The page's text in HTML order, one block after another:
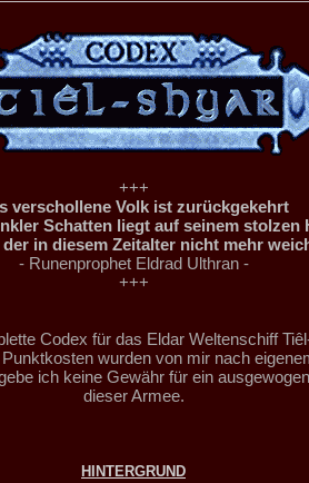
+++
verschollene Volk ist zurückgekehrt
Schatten liegt auf seinem stolzen
in diesem Zeitalter nicht mehr
- Runenprophet Eldrad Ulthran -
+++
Codex für das Eldar Weltenschiff
wurden von mir nach
ich keine Gewähr für ein
dieser Armee.
HINTERGRUND